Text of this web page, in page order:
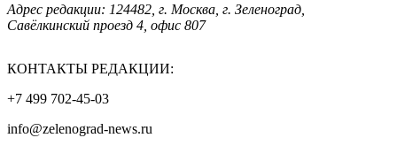
Адрес редакции: 124482, г. Москва, г. Зеленоград,
Савёлкинский проезд 4, офис 807
КОНТАКТЫ РЕДАКЦИИ:
+7 499 702-45-03
info@zelenograd-news.ru